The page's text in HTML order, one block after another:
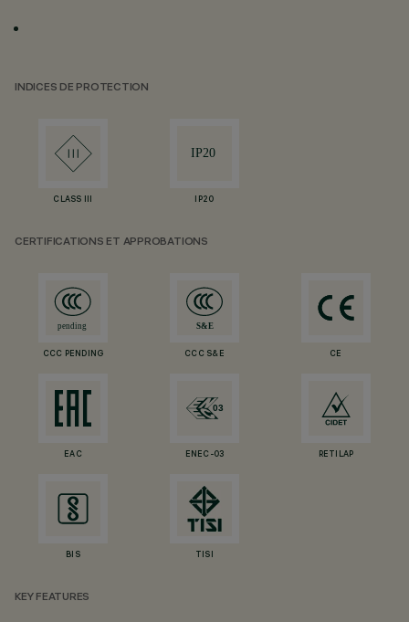
INDICES DE PROTECTION
CLASS III IP20
CERTIFICATIONS ET APPROBATIONS
CCC PENDING CCC S&E CE
EAC ENEC-03 RETILAP
BIS TISI
KEY FEATURES